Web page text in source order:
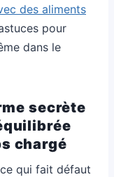
des aliments
pour
dans le
secrète
chargé
qui fait défaut